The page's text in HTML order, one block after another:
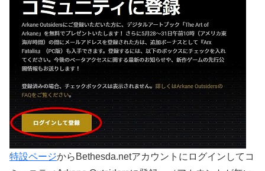
特設ページからBethesda.netアカウントにログインしてコ